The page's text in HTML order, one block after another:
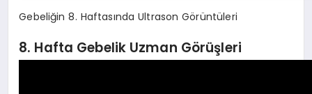
Gebeliğin 8. Haftasında Ultrason Görüntüleri
8. Hafta Gebelik Uzman Görüşleri